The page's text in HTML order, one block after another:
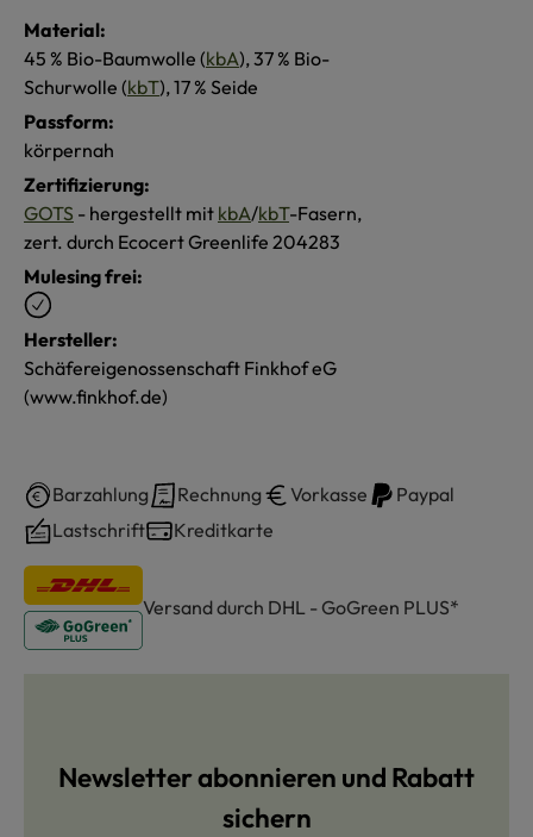
Material:
45 % Bio-Baumwolle (kbA), 37 % Bio-
Schurwolle (kbT), 17 % Seide
Passform:
körpernah
Zertifizierung:
GOTS - hergestellt mit kbA/kbT-Fasern,
zert. durch Ecocert Greenlife 204283
Mulesing frei:
Hersteller:
Schäfereigenossenschaft Finkhof eG
(www.finkhof.de)
Barzahlung Rechnung Vorkasse
Paypal
Lastschrift
Kreditkarte
Versand durch DHL - GoGreen PLUS*
Newsletter abonnieren und Rabatt
sichern